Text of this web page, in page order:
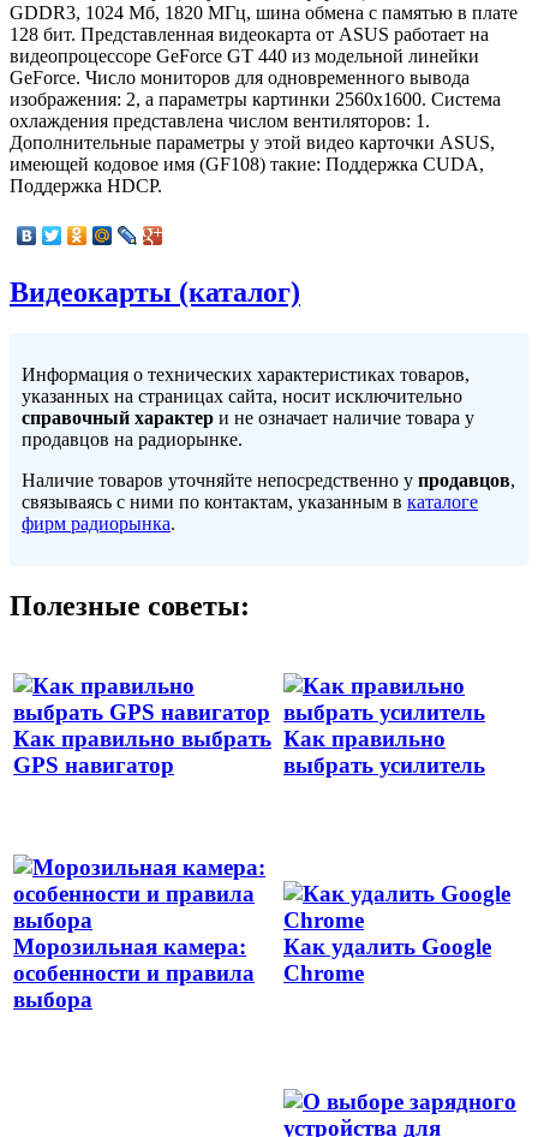
GDDR3, 1024 Мб, 1820 МГц, шина обмена с памятью в плате
128 бит. Представленная видеокарта от ASUS работает на
видеопроцессоре GeForce GT 440 из модельной линейки
GeForce. Число мониторов для одновременного вывода
изображения: 2, а параметры картинки 2560x1600. Система
охлаждения представлена числом вентиляторов: 1.
Дополнительные параметры у этой видео карточки ASUS,
имеющей кодовое имя (GF108) такие: Поддержка CUDA,
Поддержка HDCP.
Видеокарты (каталог)
Информация о технических характеристиках товаров,
указанных на страницах сайта, носит исключительно
справочный характер и не означает наличие товара у
продавцов на радиорынке.
Наличие товаров уточняйте непосредственно у продавцов,
связываясь с ними по контактам, указанным в каталоге
фирм радиорынка.
Полезные советы:
Как правильно выбрать
GPS навигатор
Как правильно
выбрать усилитель
Морозильная камера:
особенности и правила
выбора
Как удалить Google
Chrome